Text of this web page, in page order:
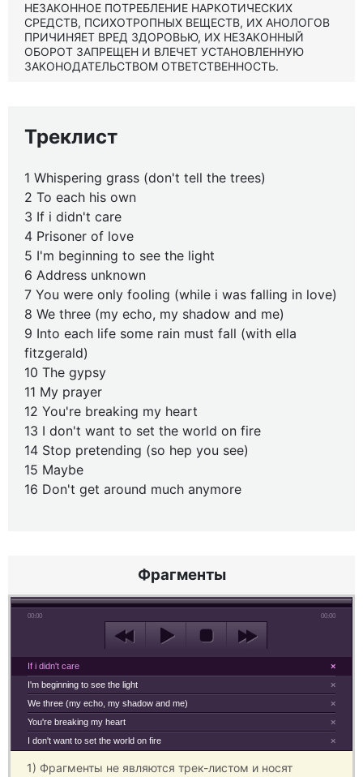
НЕЗАКОННОЕ ПОТРЕБЛЕНИЕ НАРКОТИЧЕСКИХ
СРЕДСТВ, ПСИХОТРОПНЫХ ВЕЩЕСТВ, ИХ АНОЛОГОВ
ПРИЧИНЯЕТ ВРЕД ЗДОРОВЬЮ, ИХ НЕЗАКОННЫЙ
ОБОРОТ ЗАПРЕЩЕН И ВЛЕЧЕТ УСТАНОВЛЕННУЮ
ЗАКОНОДАТЕЛЬСТВОМ ОТВЕТСТВЕННОСТЬ.
Треклист
1 Whispering grass (don't tell the trees)
2 To each his own
3 If i didn't care
4 Prisoner of love
5 I'm beginning to see the light
6 Address unknown
7 You were only fooling (while i was falling in love)
8 We three (my echo, my shadow and me)
9 Into each life some rain must fall (with ella
fitzgerald)
10 The gypsy
11 My prayer
12 You're breaking my heart
13 I don't want to set the world on fire
14 Stop pretending (so hep you see)
15 Maybe
16 Don't get around much anymore
Фрагменты
00:00 00:00
×
If i didn't care
×
I'm beginning to see the light
×
We three (my echo, my shadow and me)
×
You're breaking my heart
×
I don't want to set the world on fire
1) Фрагменты не являются трек-листом и носят